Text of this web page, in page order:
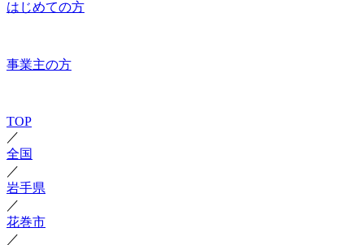
はじめての方
事業主の方
TOP
／
全国
／
岩手県
／
花巻市
／